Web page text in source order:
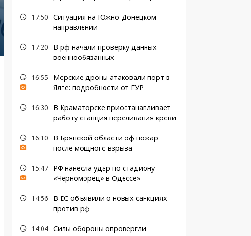
17:50 Ситуация на Южно-Донецком
направлении
17:20
В рф начали проверку данных
военнообязанных
16:55
Морские дроны атаковали порт в
Ялте: подробности от ГУР
16:30
В Краматорске приостанавливает
работу станция переливания крови
16:10
В Брянской области рф пожар
после мощного взрыва
15:47
РФ нанесла удар по стадиону
«Черноморец» в Одессе»
14:56
В ЕС объявили о новых санкциях
против рф
14:04 Силы обороны опровергли